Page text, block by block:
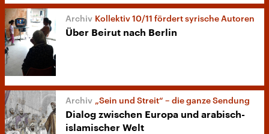
Kollektiv 10/11 fördert syrische Autoren
Über Beirut nach Berlin
„Sein und Streit“ – die ganze Sendung
Dialog zwischen Europa und arabisch-
islamischer Welt